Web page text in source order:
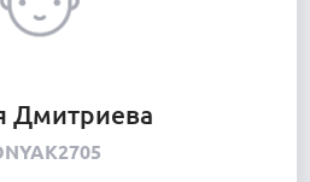
Дмитриева